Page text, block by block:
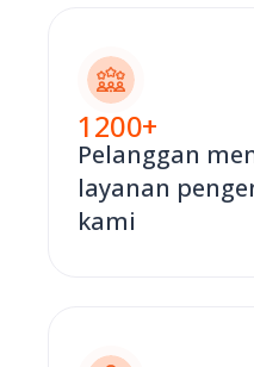
1200+
Pelanggan
layanan
kami